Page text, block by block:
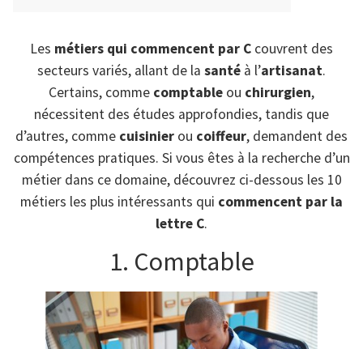
Les métiers qui commencent par C couvrent des
secteurs variés, allant de la santé à l’artisanat.
Certains, comme comptable ou chirurgien,
nécessitent des études approfondies, tandis que
d’autres, comme cuisinier ou coiffeur, demandent des
compétences pratiques. Si vous êtes à la recherche d’un
métier dans ce domaine, découvrez ci-dessous les 10
métiers les plus intéressants qui commencent par la
lettre C.
1. Comptable